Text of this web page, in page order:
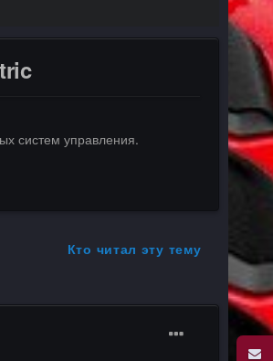
систем управления.
Кто читал эту тему